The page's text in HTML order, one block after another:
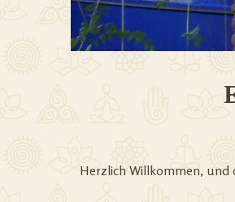
Herzlich Willkommen, und